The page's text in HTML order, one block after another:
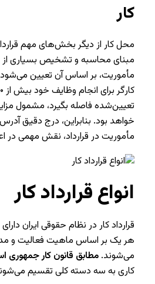
کار
محل کار از دیگر بخش‌های مهم
مبنای محاسبه و تشخیص بسیاری از
مأموریت، بر اساس آن تعیین
تعیین‌شده فاصله بگیرد، مشمول
خواهد بود. بنابراین، درج دقیق
مأموریت در قرارداد، نقش مهمی در
انواع قرارداد کار
قرارداد کار در نظام حقوقی ایران
هر یک بر اساس ماهیت فعالیت و
می‌شوند. مطابق قانون کار جمهوری
کاری به سه دسته کلی تقسیم